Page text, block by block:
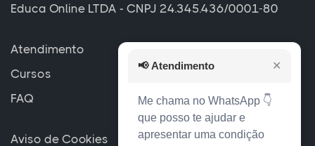
Educa Online LTDA - CNPJ 24.345.436/0001-80
Atendimento
Cursos
FAQ
Aviso de Cookies
📢 Atendimento ✕
Me chama no WhatsApp 👇
que posso te ajudar e
apresentar uma condição